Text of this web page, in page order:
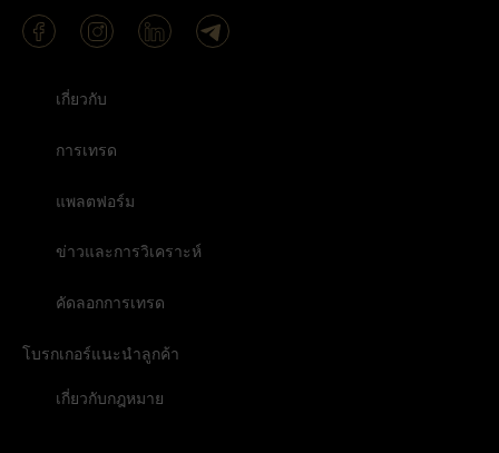
เกี่ยวกับ
การเทรด
แพลตฟอร์ม
ข่าวและการวิเคราะห์
คัดลอกการเทรด
โบรกเกอร์แนะนำลูกค้า
เกี่ยวกับกฎหมาย